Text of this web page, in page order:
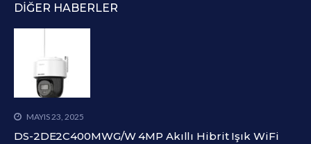
DIĞER HABERLER
MAYIS 23, 2025
DS-2DE2C400MWG/W 4MP Akıllı Hibrit Işık WiFi